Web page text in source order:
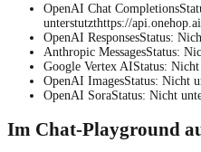
OpenAI Chat Completions
unterstutzthttps://
OpenAI ResponsesStatus:
Anthropic MessagesStatus:
Google Vertex AIStatus: Nicht
OpenAI ImagesStatus: Nicht
OpenAI SoraStatus: Nicht
Im Chat-Playground